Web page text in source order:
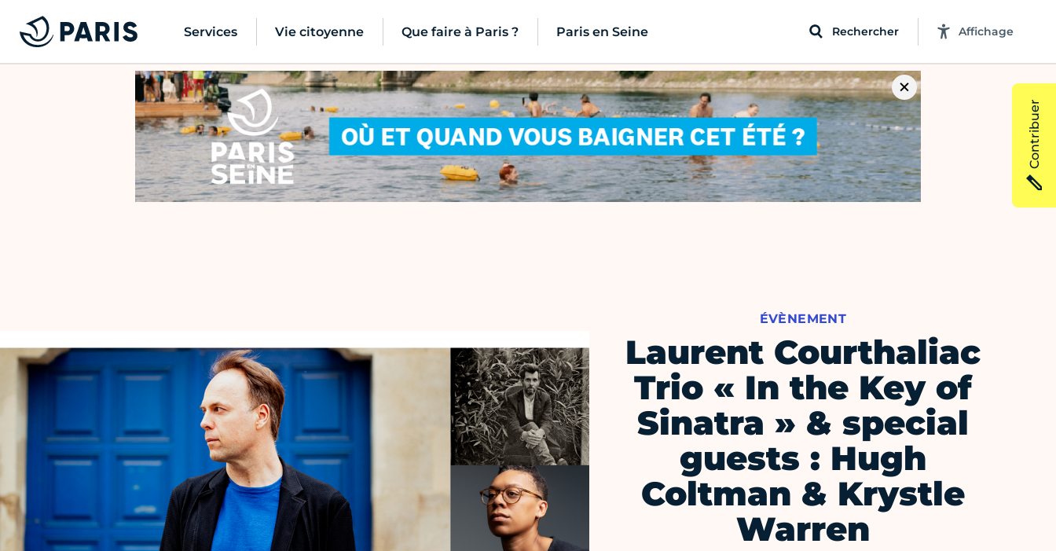
Services Vie citoyenne Que faire à Paris ? Paris en Seine Rechercher Affichage
ÉVÈNEMENT
Laurent Courthaliac
Trio « In the Key of
Sinatra » & special
guests : Hugh
Coltman & Krystle
Warren
Contribuer